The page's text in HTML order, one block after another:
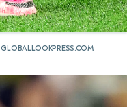
GLOBALLOOKPRESS.COM